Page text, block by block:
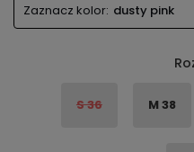
Zaznacz kolor: dusty pink
S 36 M 38